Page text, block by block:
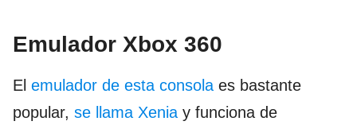
Emulador Xbox 360
El emulador de esta consola es bastante
popular, se llama Xenia y funciona de